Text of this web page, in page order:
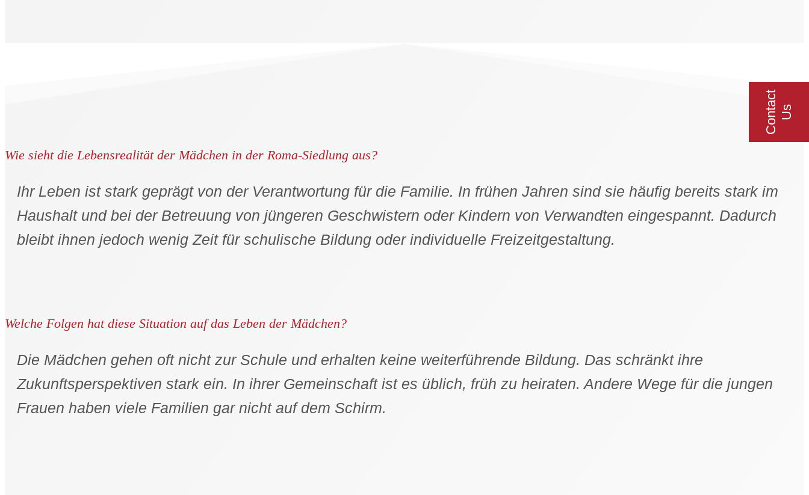
Wie sieht die Lebensrealität der Mädchen in der Roma-Siedlung aus?
Ihr Leben ist stark geprägt von der Verantwortung für die Familie. In frühen Jahren sind sie häufig bereits stark im
Haushalt und bei der Betreuung von jüngeren Geschwistern oder Kindern von Verwandten eingespannt. Dadurch
bleibt ihnen jedoch wenig Zeit für schulische Bildung oder individuelle Freizeit­gestaltung.
Welche Folgen hat diese Situation auf das Leben der Mädchen?
Die Mädchen gehen oft nicht zur Schule und erhalten keine weiterführende Bildung. Das schränkt ihre
Zukunftsperspektiven stark ein. In ihrer Gemeinschaft ist es üblich, früh zu heiraten. Andere Wege für die jungen
Frauen haben viele Familien gar nicht auf dem Schirm.
C
o
n
t
a
c
t
U s